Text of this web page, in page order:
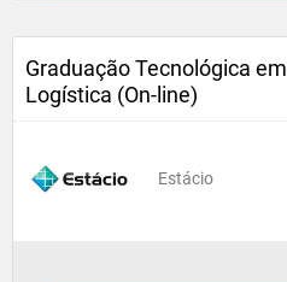
Graduação Tecnológica em
Logística (On-line)
Estácio